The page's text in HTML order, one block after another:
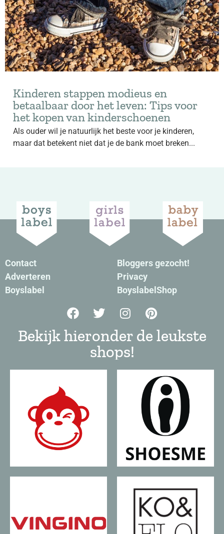
Kinderen stappen modieus en
betaalbaar door het leven: Tips voor
het kopen van kinderschoenen
Als ouder wil je natuurlijk het beste voor je kinderen,
maar dat betekent niet dat je de bank moet breken...
Contact
Adverteren
Boyslabel
Bloggers gezocht!
Privacy
BoyslabelShop
Bekijk hieronder de leukste
shops!